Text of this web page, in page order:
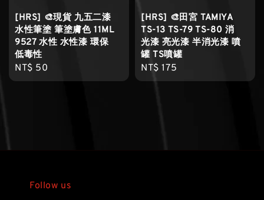
[HRS] 🎨現貨 九五二漆
水性筆塗 筆塗膚色 11ML
9527 水性 水性漆 環保
低毒性
Regular
price
NT$ 50
[HRS] 🎨田宮 TAMIYA
TS-13 TS-79 TS-80 消
光漆 亮光漆 半消光漆 噴
罐 TS噴罐
Regular
price
NT$ 175
Follow us